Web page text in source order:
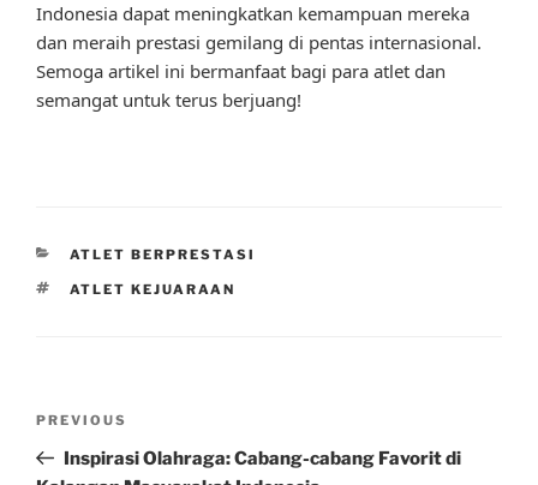
Indonesia dapat meningkatkan kemampuan mereka
dan meraih prestasi gemilang di pentas internasional.
Semoga artikel ini bermanfaat bagi para atlet dan
semangat untuk terus berjuang!
CATEGORIES
ATLET BERPRESTASI
TAGS
ATLET KEJUARAAN
Previous
Post
PREVIOUS
Inspirasi Olahraga: Cabang-cabang Favorit di